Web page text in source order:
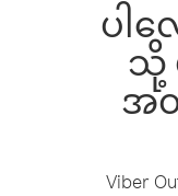
ပါ
သို့
အ
Viber